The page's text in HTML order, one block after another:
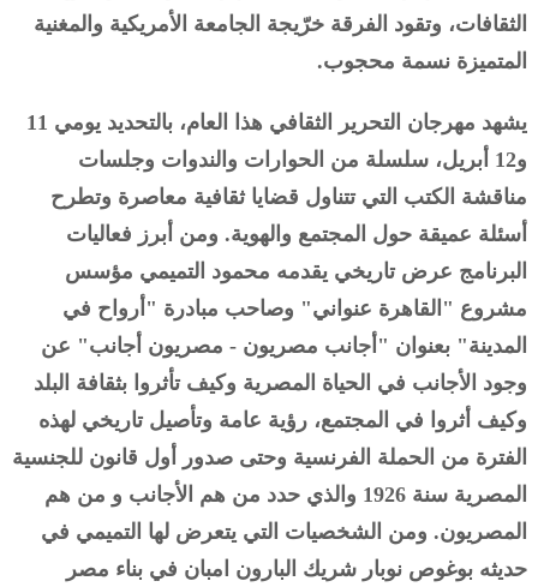
الثقافات، وتقود الفرقة خرّيجة الجامعة الأمريكية والمغنية
المتميزة نسمة محجوب.
يشهد مهرجان التحرير الثقافي هذا العام، بالتحديد يومي 11
و12 أبريل، سلسلة من الحوارات والندوات وجلسات
مناقشة الكتب التي تتناول قضايا ثقافية معاصرة وتطرح
أسئلة عميقة حول المجتمع والهوية. ومن أبرز فعاليات
البرنامج عرض تاريخي يقدمه محمود التميمي مؤسس
مشروع "القاهرة عنواني" وصاحب مبادرة "أرواح في
المدينة" بعنوان "أجانب مصريون - مصريون أجانب" عن
وجود الأجانب في الحياة المصرية وكيف تأثروا بثقافة البلد
وكيف أثروا في المجتمع، رؤية عامة وتأصيل تاريخي لهذه
الفترة من الحملة الفرنسية وحتى صدور أول قانون للجنسية
المصرية سنة 1926 والذي حدد من هم الأجانب و من هم
المصريون. ومن الشخصيات التي يتعرض لها التميمي في
حديثه بوغوص نوبار شريك البارون امبان في بناء مصر